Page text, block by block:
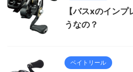
【バスxのイン
うなの？
ベイトリール